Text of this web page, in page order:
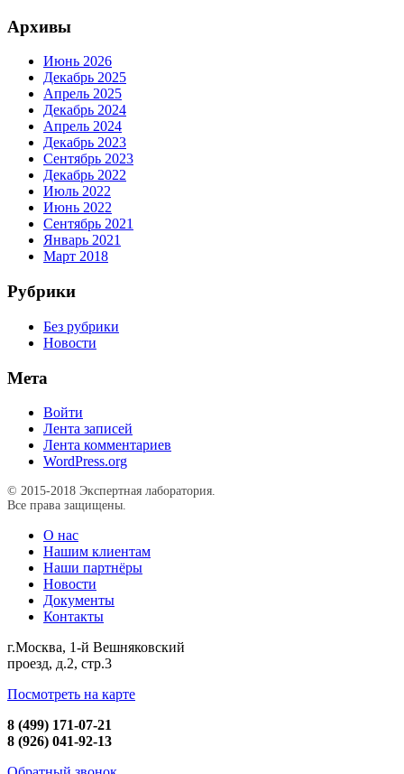
Архивы
Июнь 2026
Декабрь 2025
Апрель 2025
Декабрь 2024
Апрель 2024
Декабрь 2023
Сентябрь 2023
Декабрь 2022
Июль 2022
Июнь 2022
Сентябрь 2021
Январь 2021
Март 2018
Рубрики
Без рубрики
Новости
Мета
Войти
Лента записей
Лента комментариев
WordPress.org
© 2015-2018 Экспертная лаборатория.
Все права защищены.
О нас
Нашим клиентам
Наши партнёры
Новости
Документы
Контакты
г.Москва, 1-й Вешняковский
проезд, д.2, стр.3
Посмотреть на карте
8 (499) 171-07-21
8 (926) 041-92-13